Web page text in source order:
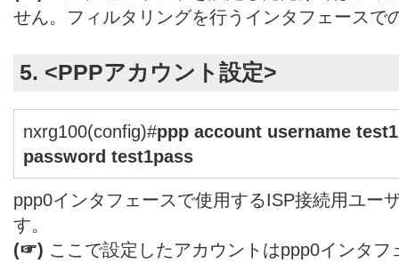
せん。フィルタリングを行うインタフェースで
5. <PPPアカウント設定>
nxrg100(config)#ppp account username
password test1pass
ppp0インタフェースで使用するISP接続用ユー
す。
(☞) ここで設定したアカウントはppp0インタ